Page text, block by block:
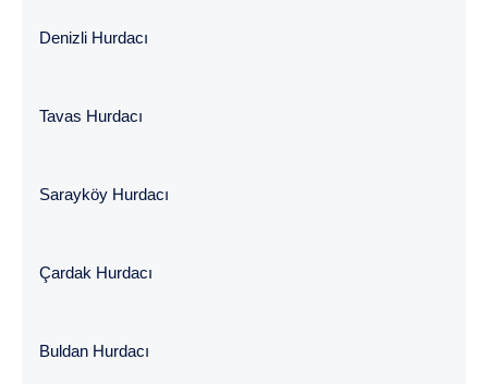
Denizli Hurdacı
Tavas Hurdacı
Sarayköy Hurdacı
Çardak Hurdacı
Buldan Hurdacı